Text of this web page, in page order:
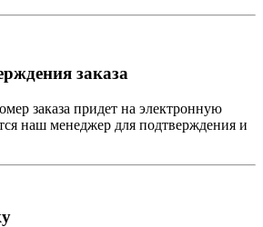
заказа
заказа придет на электронную
наш менеджер для подтверждения и